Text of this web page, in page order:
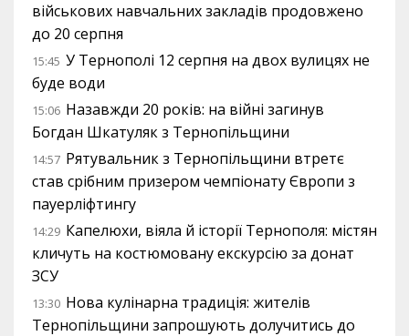
військових навчальних закладів продовжено
до 20 серпня
15:45 У Тернополі 12 серпня на двох вулицях не
буде води
15:06 Назавжди 20 років: на війні загинув
Богдан Шкатуляк з Тернопільщини
14:57 Рятувальник з Тернопільщини втретє
став срібним призером чемпіонату Європи з
пауерліфтингу
14:29 Капелюхи, віяла й історії Тернополя: містян
кличуть на костюмовану екскурсію за донат
ЗСУ
13:30 Нова кулінарна традиція: жителів
Тернопільщини запрошують долучитись до